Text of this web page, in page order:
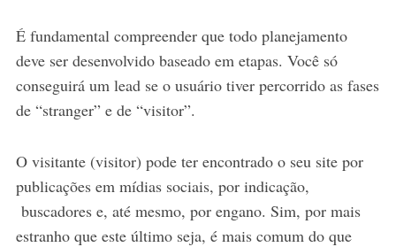
É fundamental compreender que todo planejamento
deve ser desenvolvido baseado em etapas. Você só
conseguirá um lead se o usuário tiver percorrido as fases
de “stranger” e de “visitor”.
O visitante (visitor) pode ter encontrado o seu site por
publicações em mídias sociais, por indicação,
buscadores e, até mesmo, por engano. Sim, por mais
estranho que este último seja, é mais comum do que